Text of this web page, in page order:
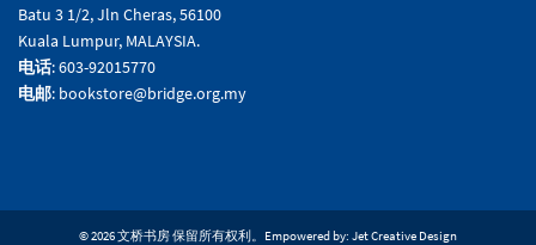
Batu 3 1/2, Jln Cheras, 56100
Kuala Lumpur, MALAYSIA.
电话: 603-92015770
电邮: bookstore@bridge.org.my
© 2026 文桥书房 保留所有权利。Empowered by: Jet Creative Design